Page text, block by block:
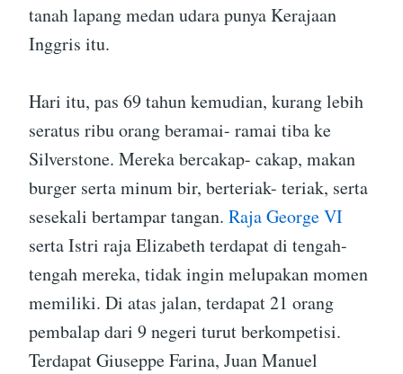
tanah lapang medan udara punya Kerajaan
Inggris itu.
Hari itu, pas 69 tahun kemudian, kurang lebih
seratus ribu orang beramai- ramai tiba ke
Silverstone. Mereka bercakap- cakap, makan
burger serta minum bir, berteriak- teriak, serta
sesekali bertampar tangan. Raja George VI
serta Istri raja Elizabeth terdapat di tengah-
tengah mereka, tidak ingin melupakan momen
memiliki. Di atas jalan, terdapat 21 orang
pembalap dari 9 negeri turut berkompetisi.
Terdapat Giuseppe Farina, Juan Manuel